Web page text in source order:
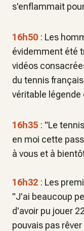
s'enflammait
16h50 : Les
évidemment été
vidéos
du tennis
véritable légende
16h35 : "Le
en moi cette
à vous et à
16h32 : Les
"J'ai beaucoup
d'avoir pu jouer
pouvais pas